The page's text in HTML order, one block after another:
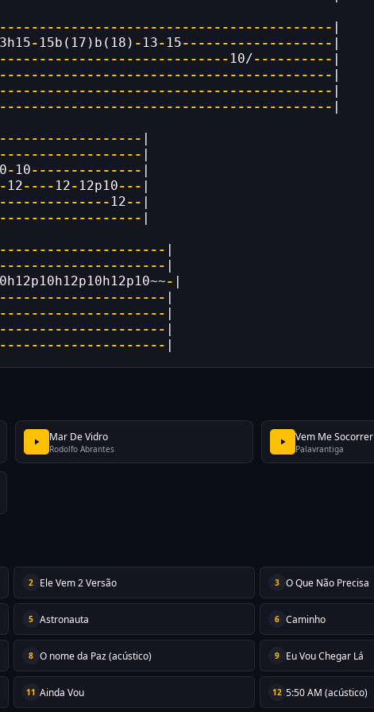
|
- 15b(17)b(18) - 13- 15------------------- |
10/---------- |
|
|
|
|
|
- 10-------------- |
12---- 12- 12p10--- |
12-- |
|
|
|
- |
|
|
|
|
Mar De Vidro
Rodolfo Abrantes
Vem Me Socorrer
Palavrantiga
2 Ele Vem 2 Versão 3 O Que Não Precisa
5 Astronauta 6 Caminho
8 O nome da Paz (acústico) 9 Eu Vou Chegar Lá
11 Ainda Vou 12 5:50 AM (acústico)